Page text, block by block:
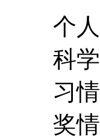
个
科
习
奖